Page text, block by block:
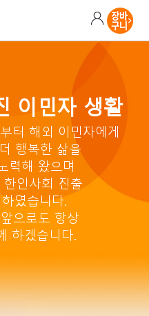
이민자 생활
터 해외 이민자에게
행복한 삶을
력해 왔으며
인사회 진출
였습니다.
으로도 항상
하겠습니다.